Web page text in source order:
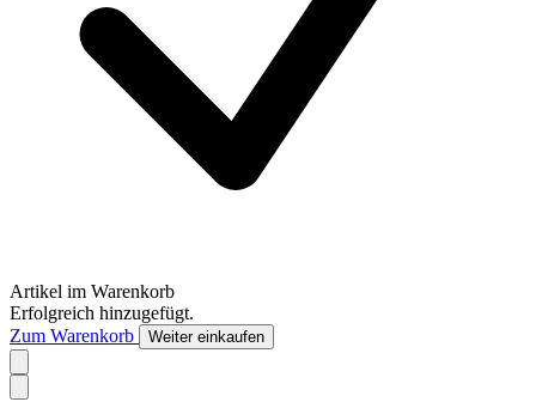
Artikel im Warenkorb
Erfolgreich hinzugefügt.
Zum Warenkorb
Weiter einkaufen